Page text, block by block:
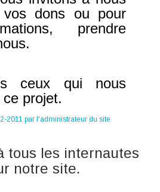
dons ou pour
prendre
ceux qui nous
projet.
2011 par l'administrateur du site
tous les internautes
notre site.